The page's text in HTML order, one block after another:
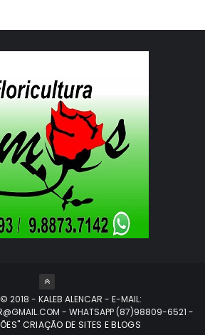
2018 - KALEB ALENCAR - E-MAIL:
- WHATSAPP (87)98809-6521 -
CRIAÇÃO DE SITES E BLOGS